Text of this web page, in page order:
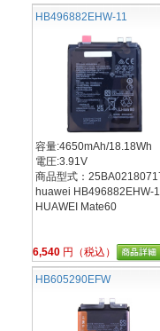
HB496882EHW-11
容量:4650mAh/18.18Wh
電圧:3.91V
商品型式：
huawei HB496882EHW-
HUAWEI Mate60
6,540 円（税込）
HB605290EFW